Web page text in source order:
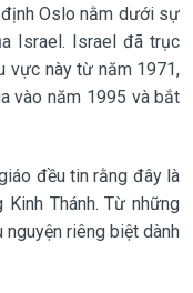
Oslo nằm dưới sự
Israel. Israel đã trục
vực này từ năm 1971,
vào năm 1995 và bắt
đều tin rằng đây là
Thánh. Từ những
riêng biệt dành